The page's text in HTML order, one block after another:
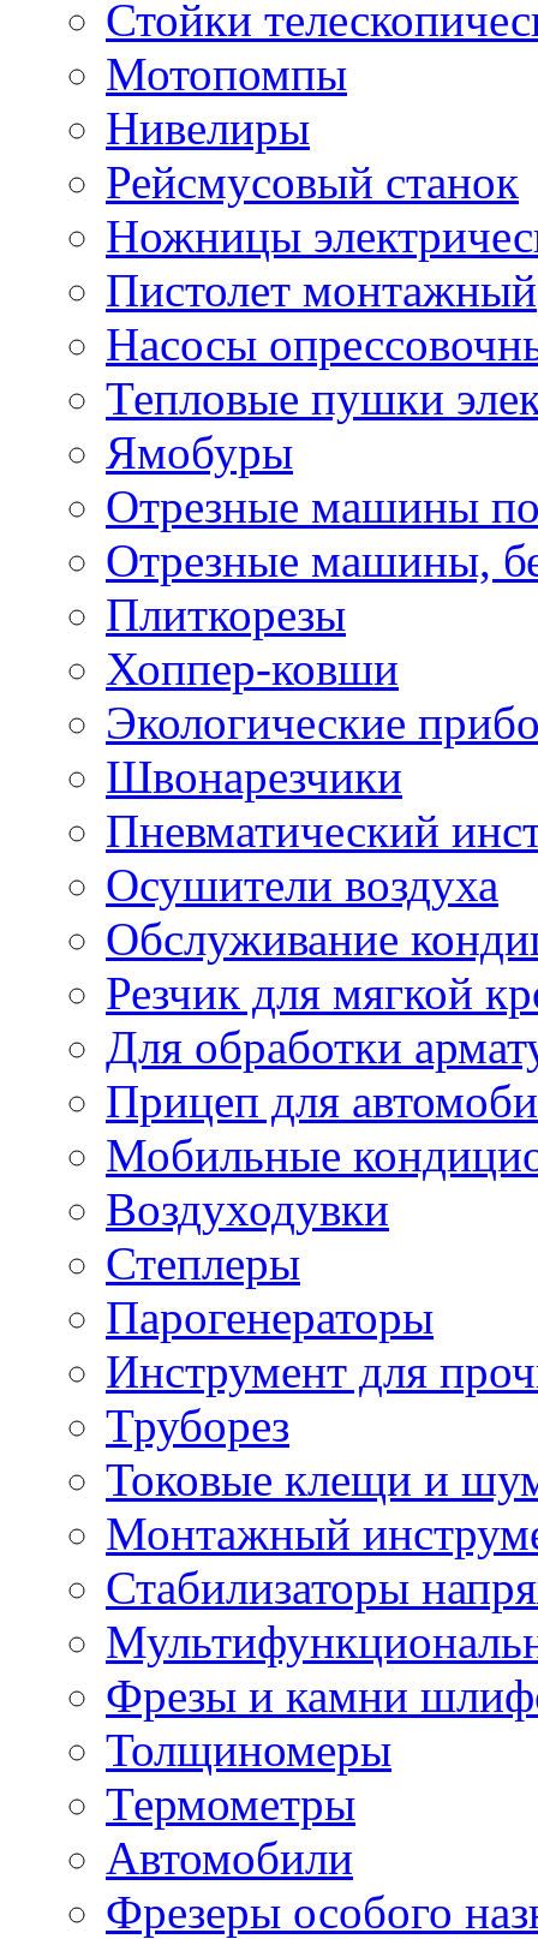
Стойки
Мотопомпы
Нивелиры
Рейсмусовый станок
Ножницы
Пистолет монтажный
Насосы
Тепловые пушки
Ямобуры
Отрезные машины
Отрезные машины,
Плиткорезы
Хоппер-ковши
Экологические
Швонарезчики
Пневматический
Осушители воздуха
Обслуживание
Резчик для мягкой
Для обработки
Прицеп для
Мобильные
Воздуходувки
Степлеры
Парогенераторы
Инструмент для
Труборез
Токовые клещи и
Монтажный
Стабилизаторы
Фрезы и камни
Толщиномеры
Термометры
Автомобили
Фрезеры особого